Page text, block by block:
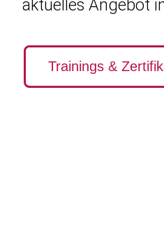
aktuelles Angebot
Trainings &